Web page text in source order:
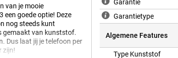
van je mooie
een goede optie! Deze
nog steeds kunt
gemaakt van kunststof.
Dus laat jij je telefoon per
zijn!
Garantie
Garantietype
Algemene Features
Type Kunststof